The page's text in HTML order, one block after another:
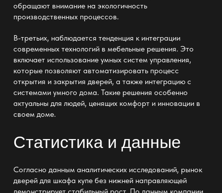
обращают внимание на экологичность
производственных процессов.
В-третьих, наблюдается тенденция к интеграции
современных технологий в мебельные решения. Это
включает использование умных систем управления,
которые позволяют автоматизировать процесс
открытия и закрытия дверей, а также интеграцию с
системами умного дома. Такие решения особенно
актуальны для людей, ценящих комфорт и инновации в
своем доме.
Статистика и данные
Согласно данным аналитических исследований, рынок
дверей для шкафа купе без нижней направляющей